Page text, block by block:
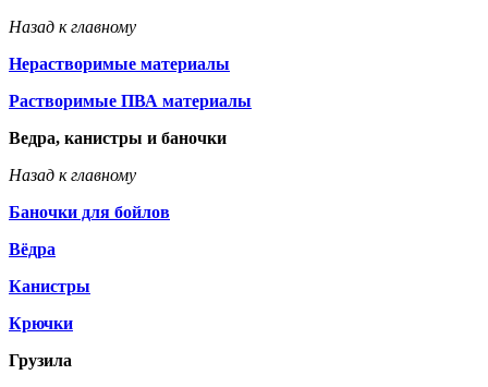
Назад к главному
Нерастворимые материалы
Растворимые ПВА материалы
Ведра, канистры и баночки
Назад к главному
Баночки для бойлов
Вёдра
Канистры
Крючки
Грузила